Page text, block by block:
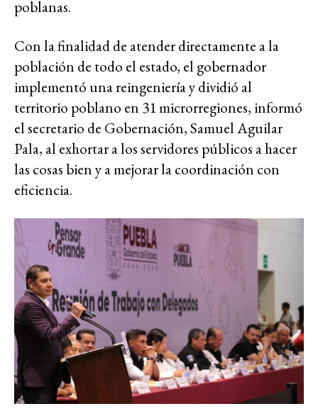
poblanas.
Con la finalidad de atender directamente a la
población de todo el estado, el gobernador
implementó una reingeniería y dividió al
territorio poblano en 31 microrregiones, informó
el secretario de Gobernación, Samuel Aguilar
Pala, al exhortar a los servidores públicos a hacer
las cosas bien y a mejorar la coordinación con
eficiencia.